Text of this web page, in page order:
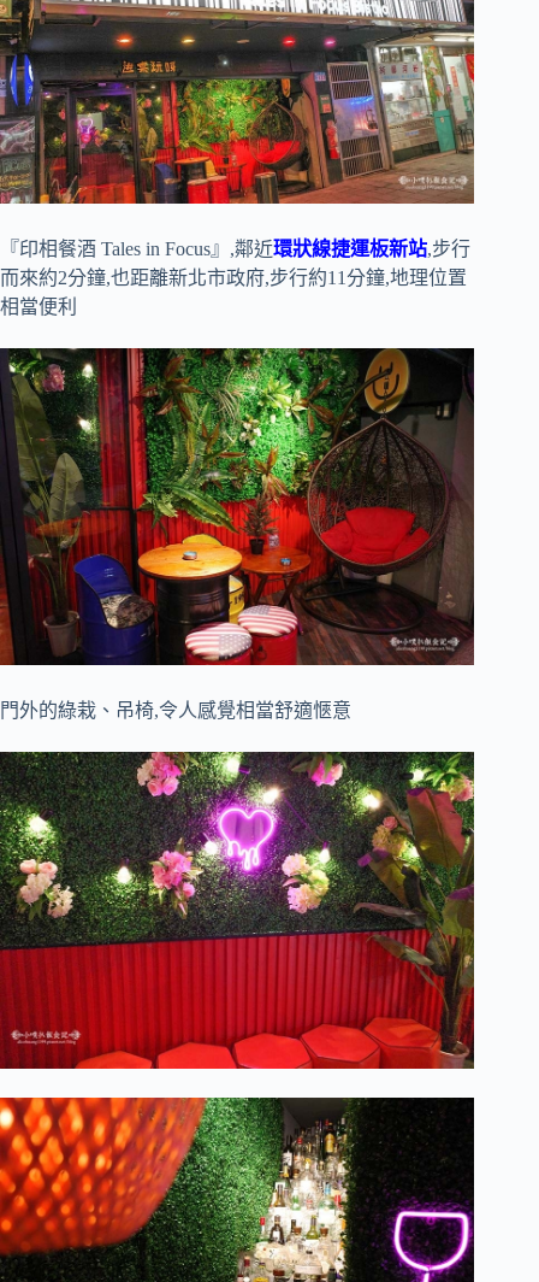
『印相餐酒 Tales in Focus』,鄰近環狀線捷運板新站,步行
而來約2分鐘,也距離新北市政府,步行約11分鐘,地理位置
相當便利
門外的綠栽、吊椅,令人感覺相當舒適愜意